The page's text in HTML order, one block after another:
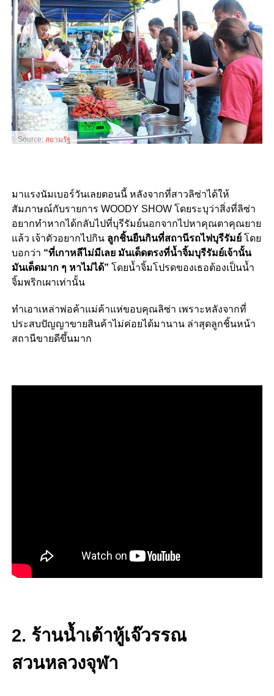
Source: สยามรัฐ
มาแรงนัมเบอร์วันเลยตอนนี้ หลังจากที่สาวลิซ่าได้ให้
สัมภาษณ์กับรายการ WOODY SHOW โดยระบุว่าสิ่งที่ลิซ่า
อยากทำหากได้กลับไปที่บุรีรัมย์นอกจากไปหาคุณตาคุณยาย
แล้ว เจ้าตัวอยากไปกิน ลูกชิ้นยืนกินที่สถานีรถไฟบุรีรัมย์โดย
บอกว่า “ที่เกาหลีไม่มีเลย มันเด็ดตรงที่น้ำจิ้มบุรีรัมย์เจ้านั้น
มันเด็ดมาก ๆ หาไม่ได้” โดยน้ำจิ้มโปรดของเธอต้องเป็นน้ำ
จิ้มพริกเผาเท่านั้น
ทำเอาเหล่าพ่อค้าแม่ค้าแห่ขอบคุณลิซ่า เพราะหลังจากที่
ประสบปัญญาขายสินค้าไม่ค่อยได้มานาน ล่าสุดลูกชิ้นหน้า
สถานีขายดีขึ้นมาก
2. ร้านน้ำเต้าหู้เจ๊วรรณ
สวนหลวงจุฬา